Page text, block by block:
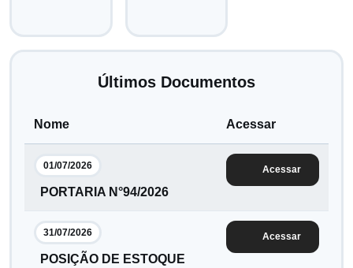
Últimos Documentos
Nome Acessar
01/07/2026
PORTARIA N°94/2026
Acessar
31/07/2026
POSIÇÃO DE ESTOQUE
Acessar